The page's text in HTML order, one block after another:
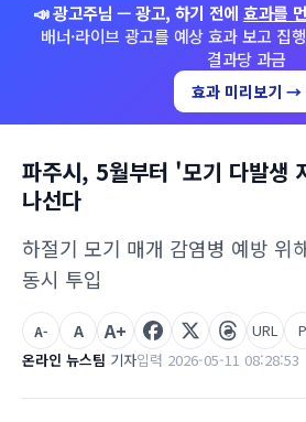
📣 광고주님 — 광고, 하기 전에 효과를
배너·라이브 광고를 예상 효과 보고 집
결과당 과금
효과 미리보기 →
파주시, 5월부터 '모기 다발생
나선다
하절기 모기 매개 감염병 예방 위
동시 투입
온라인 뉴스팀 기자입력 2026-05-11 08:28:53
A- A A+ URL P